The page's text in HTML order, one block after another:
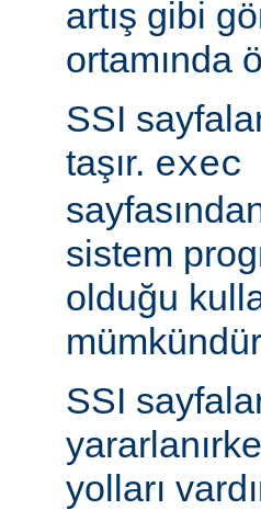
artış gibi
ortamında
SSI
taşır. exec
sistem
olduğu
SSI
yolları